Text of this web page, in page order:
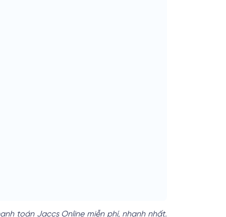
toán Jaccs Online miễn phí, nhanh nhất.